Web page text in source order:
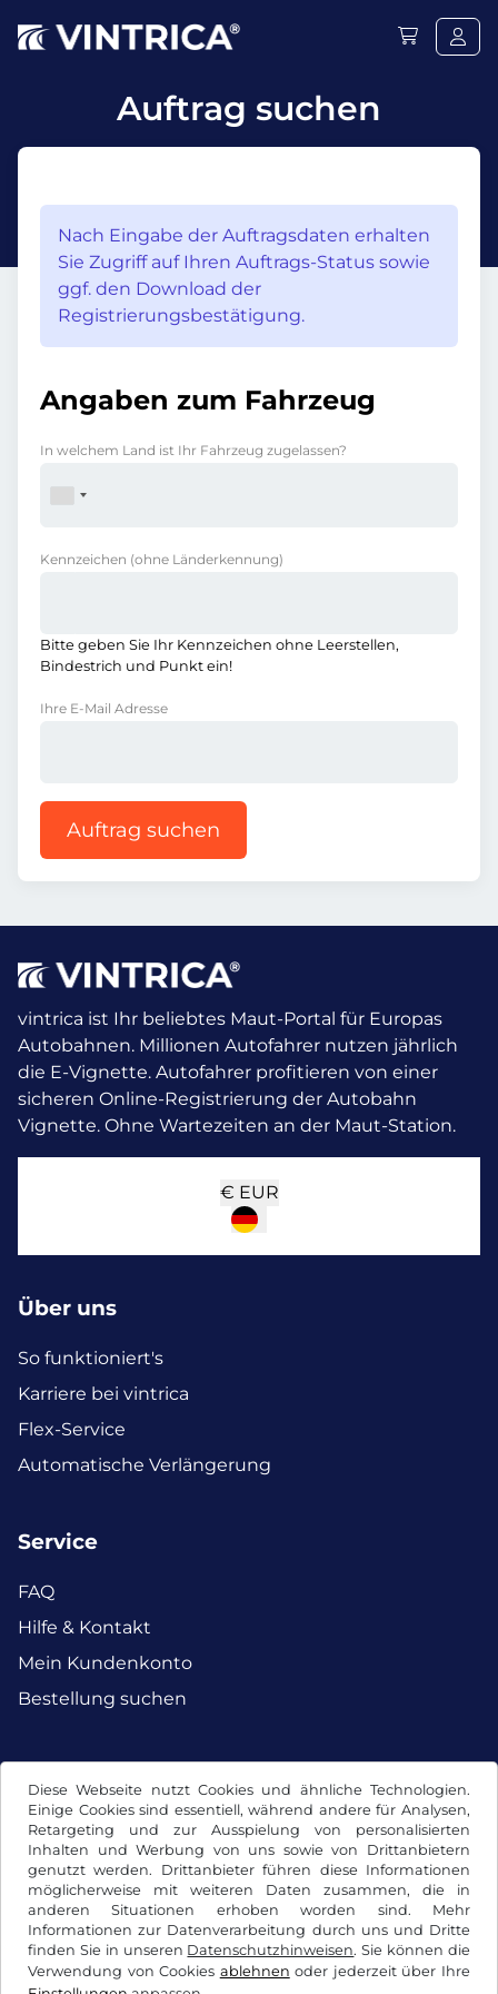
Diese Webseite nutzt Cookies und ähnliche Technologien.
Einige Cookies sind essentiell, während andere für Analysen,
Retargeting und zur Ausspielung von personalisierten
Inhalten und Werbung von uns sowie von Drittanbietern
genutzt werden. Drittanbieter führen diese Informationen
möglicherweise mit weiteren Daten zusammen, die in
anderen Situationen erhoben worden sind. Mehr
Informationen zur Datenverarbeitung durch uns und Dritte
finden Sie in unseren Datenschutzhinweisen. Sie können die
Verwendung von Cookies ablehnen oder jederzeit über Ihre
Auftrag suchen
Nach Eingabe der Auftragsdaten erhalten
Sie Zugriff auf Ihren Auftrags-Status sowie
ggf. den Download der
Registrierungsbestätigung.
Angaben zum Fahrzeug
In welchem Land ist Ihr Fahrzeug zugelassen?
Kennzeichen (ohne Länderkennung)
Bitte geben Sie Ihr Kennzeichen ohne Leerstellen,
Bindestrich und Punkt ein!
Ihre E-Mail Adresse
Auftrag suchen
vintrica ist Ihr beliebtes Maut-Portal für Europas
Autobahnen. Millionen Autofahrer nutzen jährlich
die E-Vignette. Autofahrer profitieren von einer
sicheren Online-Registrierung der Autobahn
Vignette. Ohne Wartezeiten an der Maut-Station.
€ EUR
Über uns
So funktioniert's
Karriere bei vintrica
Flex-Service
Automatische Verlängerung
Service
FAQ
Hilfe & Kontakt
Mein Kundenkonto
Bestellung suchen